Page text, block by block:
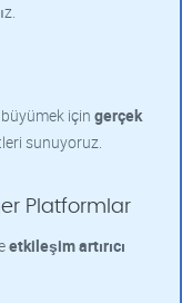
için gerçek
sunuyoruz.
Platformlar
etkileşim artırıcı